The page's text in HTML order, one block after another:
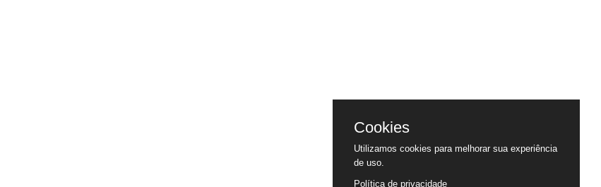
Cookies
Utilizamos cookies para melhorar sua experiência
de uso.
Política de privacidade